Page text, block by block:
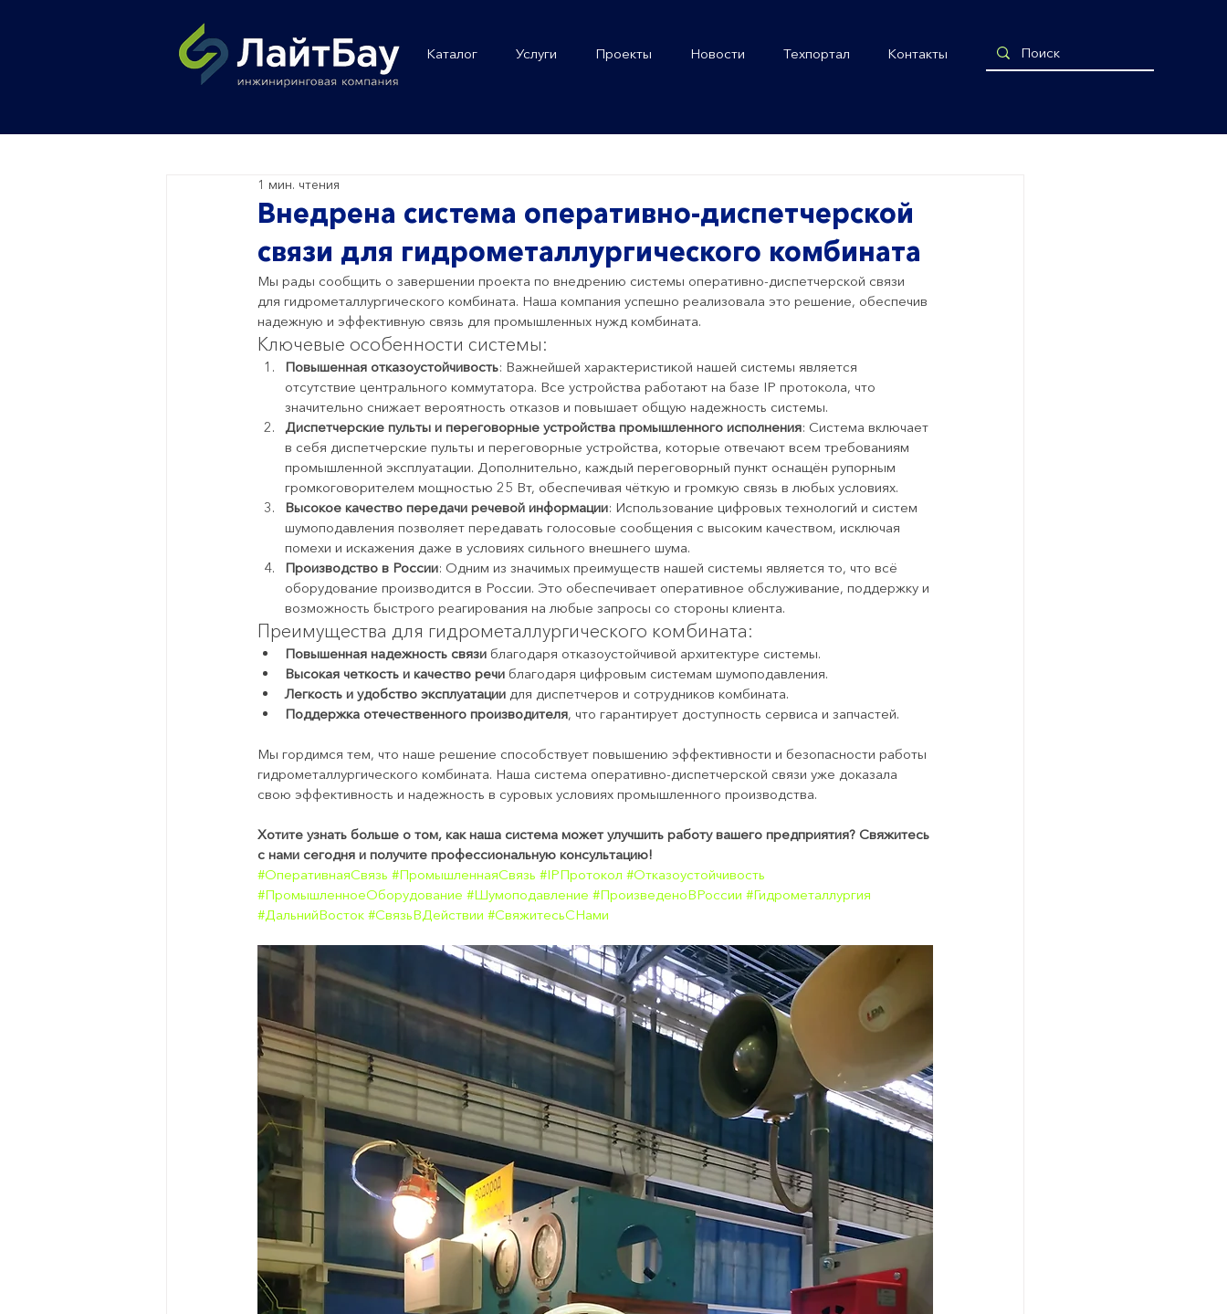
Каталог Услуги Проекты Новости Техпортал Контакты
Внедрена система оперативно-диспетчерской
связи для гидрометаллургического комбината
1 мин. чтения
Мы рады сообщить о завершении проекта по внедрению системы оперативно-диспетчерской связи
для гидрометаллургического комбината. Наша компания успешно реализовала это решение, обеспечив
надежную и эффективную связь для промышленных нужд комбината.
Ключевые особенности системы:
Повышенная отказоустойчивость: Важнейшей характеристикой нашей системы является
отсутствие центрального коммутатора. Все устройства работают на базе IP протокола, что
значительно снижает вероятность отказов и повышает общую надежность системы.
Диспетчерские пульты и переговорные устройства промышленного исполнения: Система включает
в себя диспетчерские пульты и переговорные устройства, которые отвечают всем требованиям
промышленной эксплуатации. Дополнительно, каждый переговорный пункт оснащён рупорным
громкоговорителем мощностью 25 Вт, обеспечивая чёткую и громкую связь в любых условиях.
Высокое качество передачи речевой информации: Использование цифровых технологий и систем
шумоподавления позволяет передавать голосовые сообщения с высоким качеством, исключая
помехи и искажения даже в условиях сильного внешнего шума.
Производство в России: Одним из значимых преимуществ нашей системы является то, что всё
оборудование производится в России. Это обеспечивает оперативное обслуживание, поддержку и
возможность быстрого реагирования на любые запросы со стороны клиента.
Преимущества для гидрометаллургического комбината:
Повышенная надежность связи благодаря отказоустойчивой архитектуре системы.
Высокая четкость и качество речи благодаря цифровым системам шумоподавления.
Легкость и удобство эксплуатации для диспетчеров и сотрудников комбината.
Поддержка отечественного производителя, что гарантирует доступность сервиса и запчастей.
Мы гордимся тем, что наше решение способствует повышению эффективности и безопасности работы
гидрометаллургического комбината. Наша система оперативно-диспетчерской связи уже доказала
свою эффективность и надежность в суровых условиях промышленного производства.
Хотите узнать больше о том, как наша система может улучшить работу вашего предприятия? Свяжитесь
с нами сегодня и получите профессиональную консультацию!
#ОперативнаяСвязь #ПромышленнаяСвязь #IPПротокол #Отказоустойчивость
#ПромышленноеОборудование #Шумоподавление #ПроизведеноВРоссии #Гидрометаллургия
#ДальнийВосток #СвязьВДействии #СвяжитесьСНами